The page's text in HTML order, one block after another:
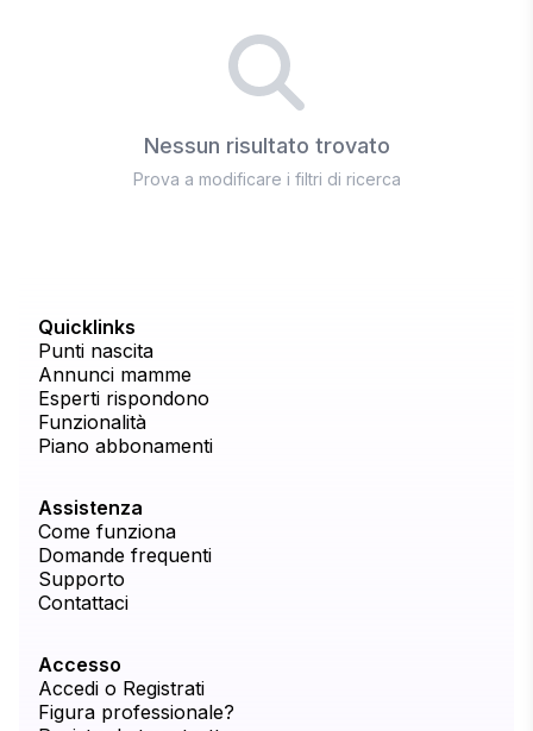
Nessun risultato trovato
Prova a modificare i filtri di ricerca
Quicklinks
Punti nascita
Annunci mamme
Esperti rispondono
Funzionalità
Piano abbonamenti
Assistenza
Come funziona
Domande frequenti
Supporto
Contattaci
Accesso
Accedi o Registrati
Figura professionale?